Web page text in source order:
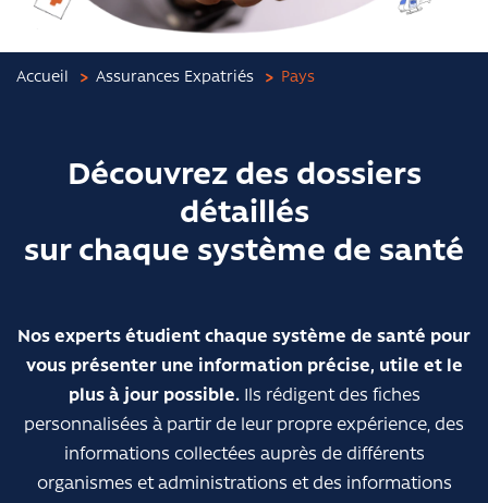
Accueil Assurances Expatriés Pays
Découvrez des dossiers
détaillés
sur chaque système de santé
Nos experts étudient chaque système de santé pour
vous présenter une information précise, utile et le
plus à jour possible.Ils rédigent des fiches
personnalisées à partir de leur propre expérience, des
informations collectées auprès de différents
organismes et administrations et des informations